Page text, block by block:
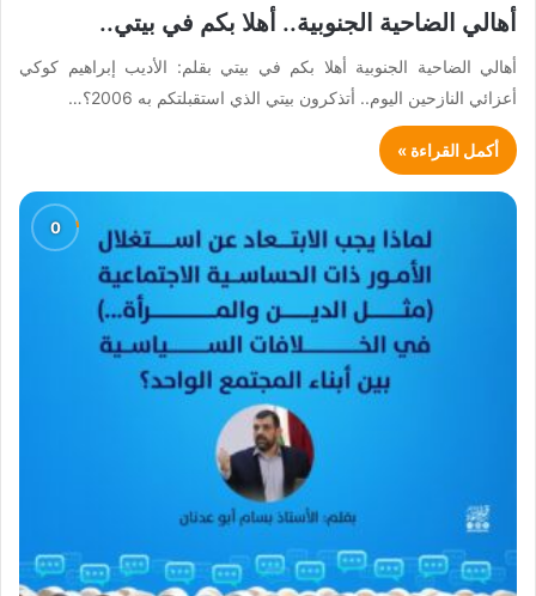
أهالي الضاحية الجنوبية.. أهلا بكم في بيتي..
أهالي الضاحية الجنوبية أهلا بكم في بيتي بقلم: الأديب إبراهيم كوكي
أعزائي النازحين اليوم.. أتذكرون بيتي الذي استقبلتكم به 2006؟…
أكمل القراءة »